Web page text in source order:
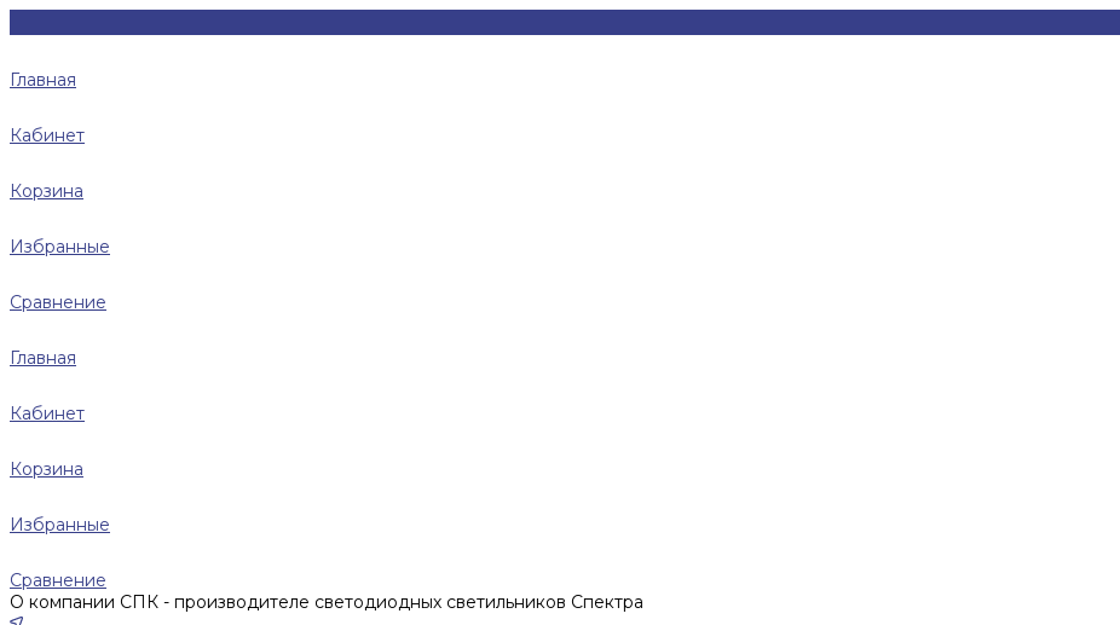
Главная
Кабинет
Корзина
Избранные
Сравнение
Главная
Кабинет
Корзина
Избранные
Сравнение
О компании СПК - производителе светодиодных светильников Спектра